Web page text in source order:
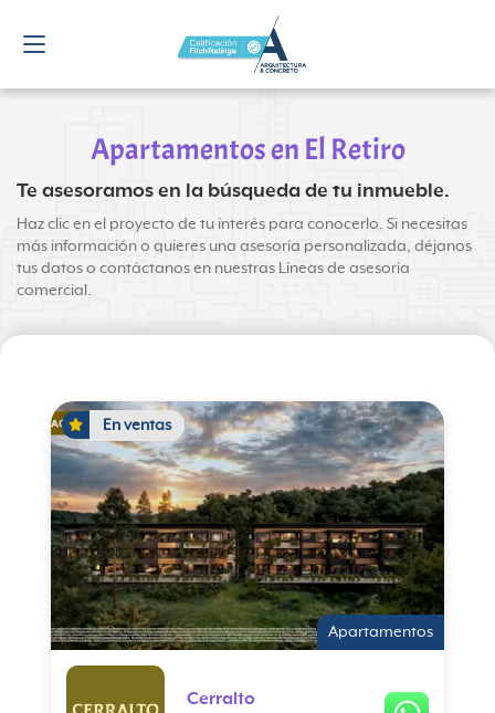
Apartamentos en El Retiro
Te asesoramos en la búsqueda de tu inmueble.
Haz clic en el proyecto de tu interés para conocerlo. Si necesitas
más información o quieres una asesoría personalizada, déjanos
tus datos o contáctanos en nuestras Líneas de asesoría
comercial.
En ventas
Apartamentos
Cerralto